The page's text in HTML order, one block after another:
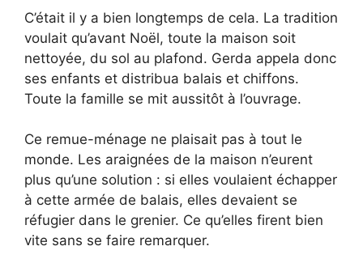
C’était il y a bien longtemps de cela. La tradition
voulait qu’avant Noël, toute la maison soit
nettoyée, du sol au plafond. Gerda appela donc
ses enfants et distribua balais et chiffons.
Toute la famille se mit aussitôt à l’ouvrage.
Ce remue-ménage ne plaisait pas à tout le
monde. Les araignées de la maison n’eurent
plus qu’une solution : si elles voulaient échapper
à cette armée de balais, elles devaient se
réfugier dans le grenier. Ce qu’elles firent bien
vite sans se faire remarquer.